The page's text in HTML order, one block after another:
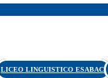
LICEO LINGUISTICO ESABAC